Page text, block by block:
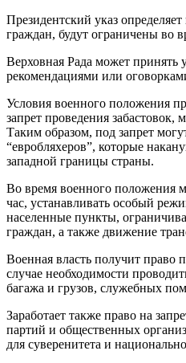
Президентский указ
граждан, будут ограничены во
Верховная Рада может принять
рекомендациями или
Условия военного положения
запрет проведения
Таким образом, под запрет
“евробляхеров”, которые
западной границы страны.
Во время военного положения
час, устанавливать особый
населенные пункты,
граждан, а также движение
Военная власть получит право
случае необходимости
багажа и грузов, служебных
Заработает также право на
партий и общественных
для суверенитета и